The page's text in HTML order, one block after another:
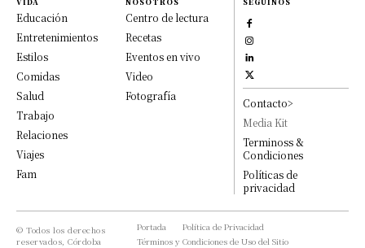
Educación
Entretenimientos
Estilos
Comidas
Salud
Trabajo
Relaciones
Viajes
Fam
Centro de lectura
Recetas
Eventos en vivo
Video
Fotografía
Contacto>
Media Kit
Terminoss &
Condiciones
Políticas de
privacidad
© Todos los derechos
reservados, Córdoba
Portada
Política de Privacidad
Términos y Condiciones de Uso del Sitio